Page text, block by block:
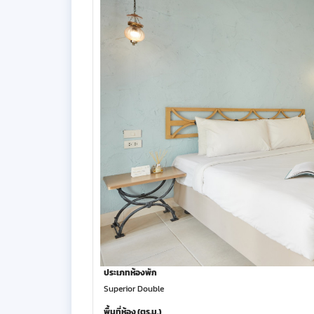
ประเภทห้องพัก
Superior Double